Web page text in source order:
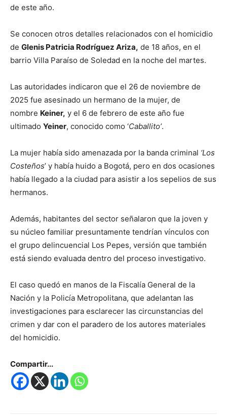
de este año.
Se conocen otros detalles relacionados con el homicidio
de Glenis Patricia Rodríguez Ariza, de 18 años, en el
barrio Villa Paraíso de Soledad en la noche del martes.
Las autoridades indicaron que el 26 de noviembre de
2025 fue asesinado un hermano de la mujer, de
nombre Keiner, y el 6 de febrero de este año fue
ultimado Yeiner, conocido como ‘Caballito’.
La mujer había sido amenazada por la banda criminal ‘Los
Costeños’ y había huido a Bogotá, pero en dos ocasiones
había llegado a la ciudad para asistir a los sepelios de sus
hermanos.
Además, habitantes del sector señalaron que la joven y
su núcleo familiar presuntamente tendrían vínculos con
el grupo delincuencial Los Pepes, versión que también
está siendo evaluada dentro del proceso investigativo.
El caso quedó en manos de la Fiscalía General de la
Nación y la Policía Metropolitana, que adelantan las
investigaciones para esclarecer las circunstancias del
crimen y dar con el paradero de los autores materiales
del homicidio.
Compartir...